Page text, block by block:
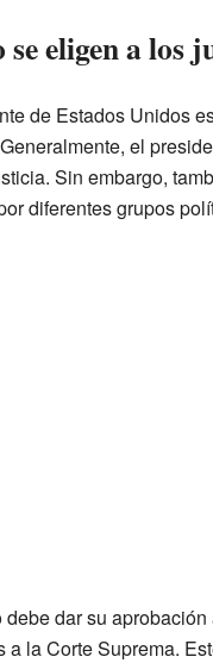
eligen a los
de Estados Unidos
el
Sin embargo,
diferentes grupos
debe dar su aprobación
a la Corte Suprema.